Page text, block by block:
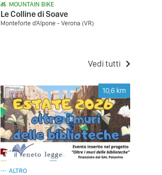
MOUNTAIN BIKE
Le Colline di Soave
Monteforte d'Alpone - Verona (VR)
Vedi tutti
10,6 km
ALTRO